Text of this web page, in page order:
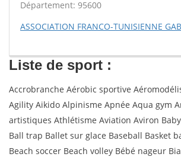
Département: 95600
ASSOCIATION FRANCO-TUNISIENNE
Liste de sport :
Accrobranche Aérobic sportive
Agility Aikido Alpinisme Apnée Aqua gym
artistiques Athlétisme Aviation Aviron
Ball trap Ballet sur glace Baseball Basket
Beach soccer Beach volley Bébé nageur